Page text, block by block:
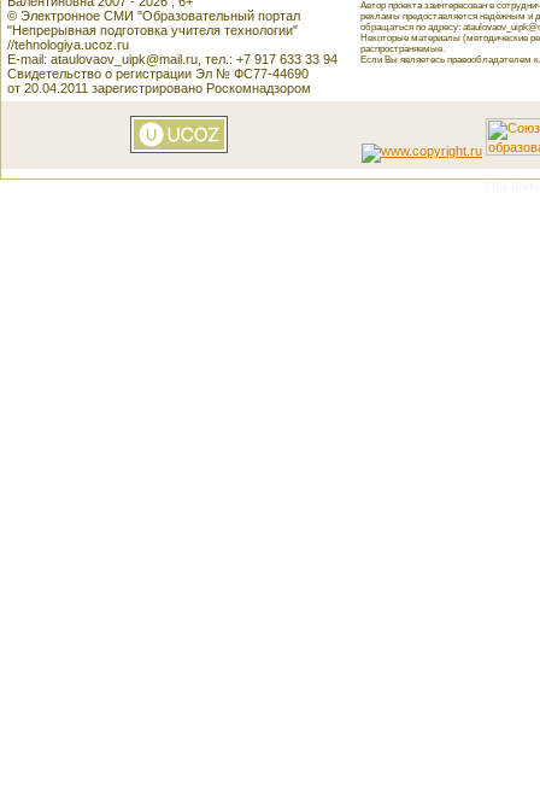
© Электронное СМИ "Образовательный портал
"Непрерывная подготовка учителя технологии"
//tehnologiya.ucoz.ru
E-mail: ataulovaov_uipk@mail.ru, тел.: +7 917 633 33 94
Свидетельство о регистрации Эл № ФС77-44690
от 20.04.2011 зарегистрировано Роскомнадзором
Автор проекта заинтересован в
рекламы предоставляется надёжным и
обращаться по адресу:
Некоторые материалы (методические
распространяемые.
Если Вы являетесь правообладателем